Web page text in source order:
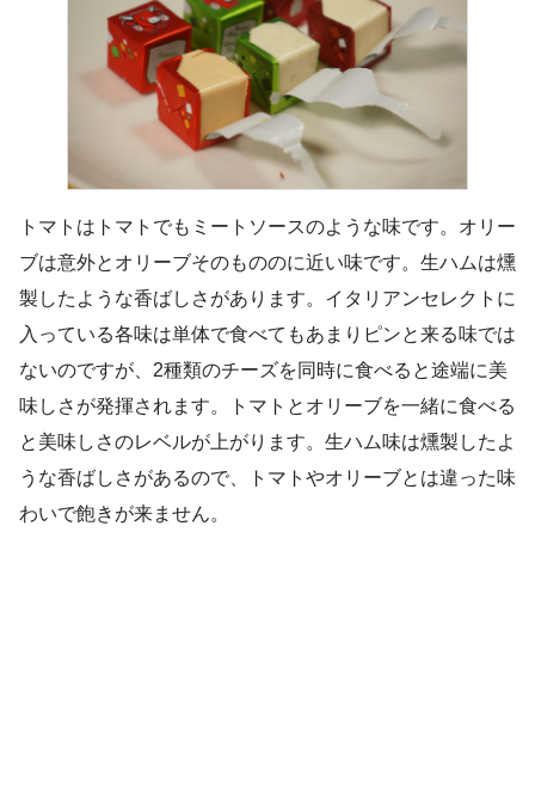
トマトはトマトでもミートソースのような味です。オリー
ブは意外とオリーブそのもののに近い味です。生ハムは燻
製したような香ばしさがあります。イタリアンセレクトに
入っている各味は単体で食べてもあまりピンと来る味では
ないのですが、2種類のチーズを同時に食べると途端に美
味しさが発揮されます。トマトとオリーブを一緒に食べる
と美味しさのレベルが上がります。生ハム味は燻製したよ
うな香ばしさがあるので、トマトやオリーブとは違った味
わいで飽きが来ません。